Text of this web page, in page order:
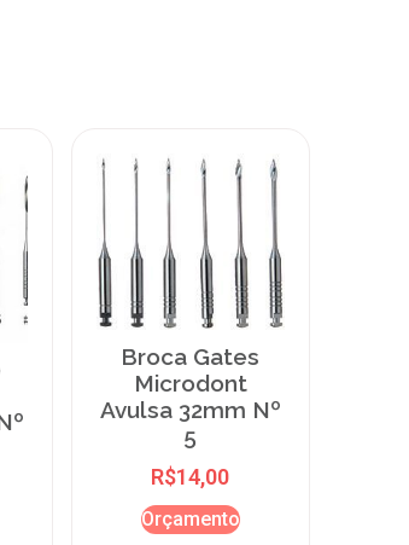
Broca Gates
Microdont
Avulsa 32mm Nº
5
R$14,00
Orçamento